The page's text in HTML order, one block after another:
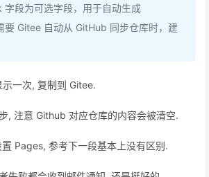
段为可选字段，用于自动生成
Gitee 自动从 GitHub 同步仓库时，建
一次, 复制到 Gitee.
, 注意 Github 对应仓库的内容会被清空.
Pages, 参考下一段基本上没有区别.